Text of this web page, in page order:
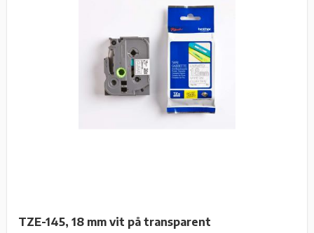
TZE-145, 18 mm vit på transparent